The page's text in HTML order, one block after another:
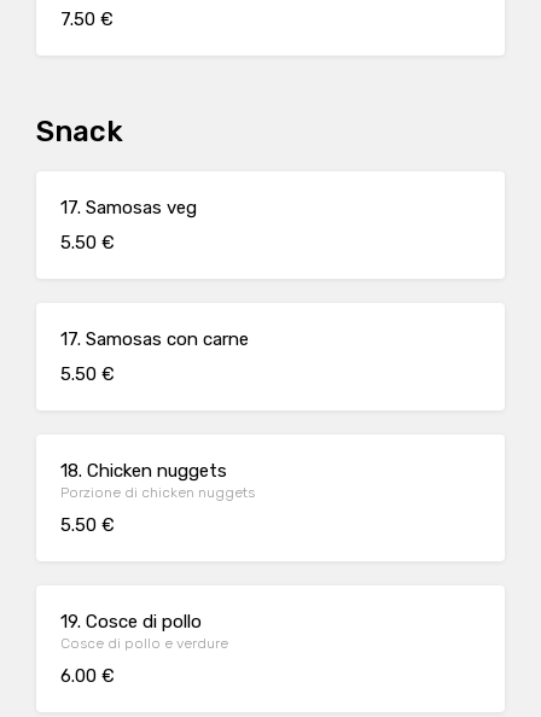
7.50 €
Snack
17. Samosas veg
5.50 €
17. Samosas con carne
5.50 €
18. Chicken nuggets
Porzione di chicken nuggets
5.50 €
19. Cosce di pollo
Cosce di pollo e verdure
6.00 €